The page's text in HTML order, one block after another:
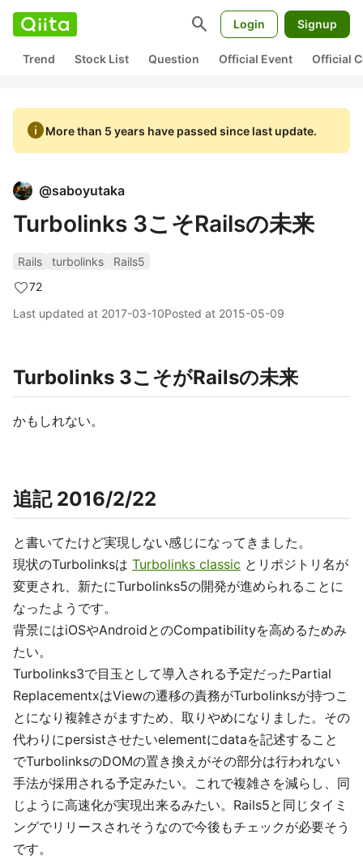
search Login Signup
Trend Stock List Question Official Event Official
infoMore than 5 years have passed since last update.
@saboyutaka
Turbolinks 3こそRailsの未来
Rails turbolinks
Rails5
72
Last updated at 2017-03-10Posted at 2015-05-09
Turbolinks 3こそがRailsの未来
かもしれない。
追記 2016/2/22
と書いてたけど実現しない感じになってきました。
現状のTurbolinksは Turbolinks classic とリポジトリ名が
変更され、新たにTurbolinks5の開発が進められることに
なったようです。
背景にはiOSやAndroidとのCompatibilityを高めるためみ
たい。
Turbolinks3で目玉として導入される予定だったPartial
ReplacementxはViewの遷移の責務がTurbolinksが持つこ
とになり複雑さがますため、取りやめになりました。その
代わりにpersistさせたいelementにdataを記述すること
でTurbolinksのDOMの置き換えがその部分は行われない
手法が採用される予定みたい。これで複雑さを減らし、同
じように高速化が実現出来るみたい。Rails5と同じタイミ
ングでリリースされそうなので今後もチェックが必要そう
です。